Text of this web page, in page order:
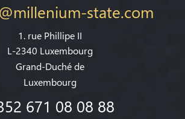
state.com
1. rue Phillipe II
L-2340 Luxembourg
Grand-Duché de
Luxembourg
671 08 08 88